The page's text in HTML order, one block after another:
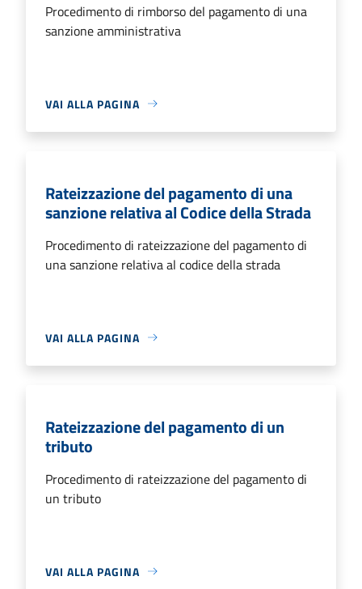
Procedimento di rimborso del pagamento di una
sanzione amministrativa
VAI ALLA PAGINA
Rateizzazione del pagamento di una
sanzione relativa al Codice della Strada
Procedimento di rateizzazione del pagamento di
una sanzione relativa al codice della strada
VAI ALLA PAGINA
Rateizzazione del pagamento di un
tributo
Procedimento di rateizzazione del pagamento di
un tributo
VAI ALLA PAGINA